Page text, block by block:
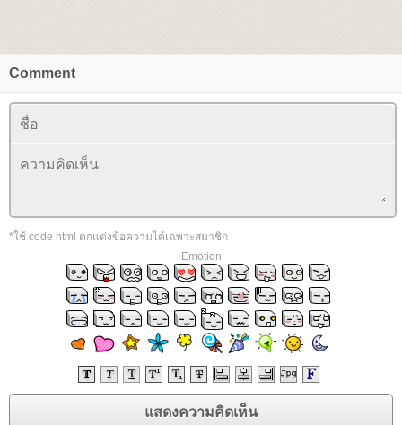
Comment
*ใช้ code html ตกแต่งข้อความได้เฉพาะสมาชิก
Emotion